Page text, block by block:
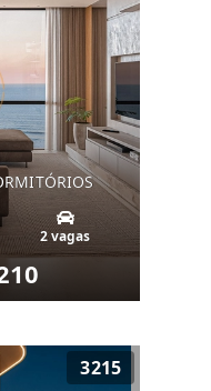
2 vagas
3215